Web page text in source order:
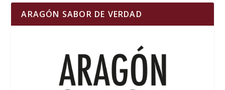
ARAGÓN SABOR DE VERDAD